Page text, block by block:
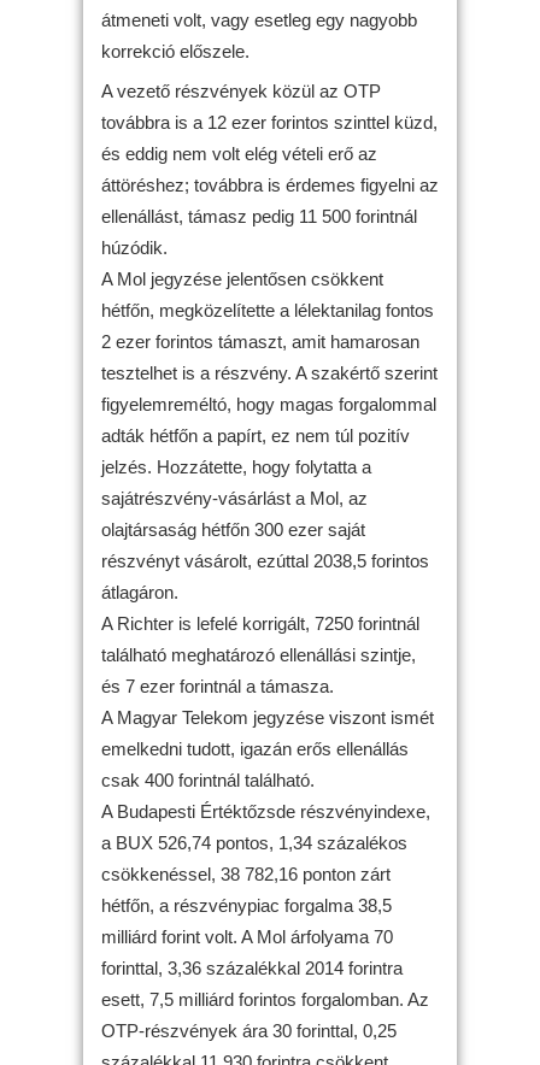
átmeneti volt, vagy esetleg egy nagyobb
korrekció előszele.
A vezető részvények közül az OTP
továbbra is a 12 ezer forintos szinttel küzd,
és eddig nem volt elég vételi erő az
áttöréshez; továbbra is érdemes figyelni az
ellenállást, támasz pedig 11 500 forintnál
húzódik.
A Mol jegyzése jelentősen csökkent
hétfőn, megközelítette a lélektanilag fontos
2 ezer forintos támaszt, amit hamarosan
tesztelhet is a részvény. A szakértő szerint
figyelemreméltó, hogy magas forgalommal
adták hétfőn a papírt, ez nem túl pozitív
jelzés. Hozzátette, hogy folytatta a
sajátrészvény-vásárlást a Mol, az
olajtársaság hétfőn 300 ezer saját
részvényt vásárolt, ezúttal 2038,5 forintos
átlagáron.
A Richter is lefelé korrigált, 7250 forintnál
található meghatározó ellenállási szintje,
és 7 ezer forintnál a támasza.
A Magyar Telekom jegyzése viszont ismét
emelkedni tudott, igazán erős ellenállás
csak 400 forintnál található.
A Budapesti Értéktőzsde részvényindexe,
a BUX 526,74 pontos, 1,34 százalékos
csökkenéssel, 38 782,16 ponton zárt
hétfőn, a részvénypiac forgalma 38,5
milliárd forint volt. A Mol árfolyama 70
forinttal, 3,36 százalékkal 2014 forintra
esett, 7,5 milliárd forintos forgalomban. Az
OTP-részvények ára 30 forinttal, 0,25